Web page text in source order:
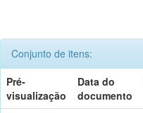
Conjunto de itens:
Pré-
visualização
Data do
documento